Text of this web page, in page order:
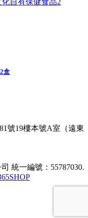
盒
號19樓本號A室（遠東
統一編號：55787030.